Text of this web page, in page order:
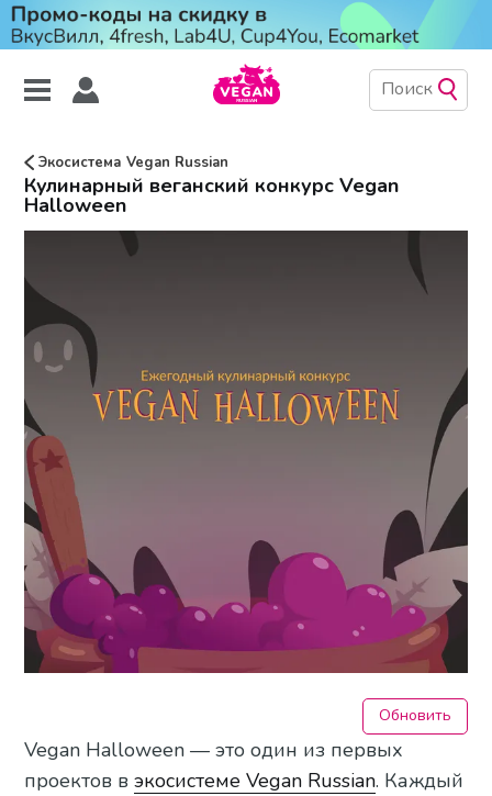
Экосистема Vegan Russian
Кулинарный веганский конкурс Vegan
Halloween
Обновить
Vegan Halloween — это один из первых
проектов вэкосистеме Vegan Russian. Каждый